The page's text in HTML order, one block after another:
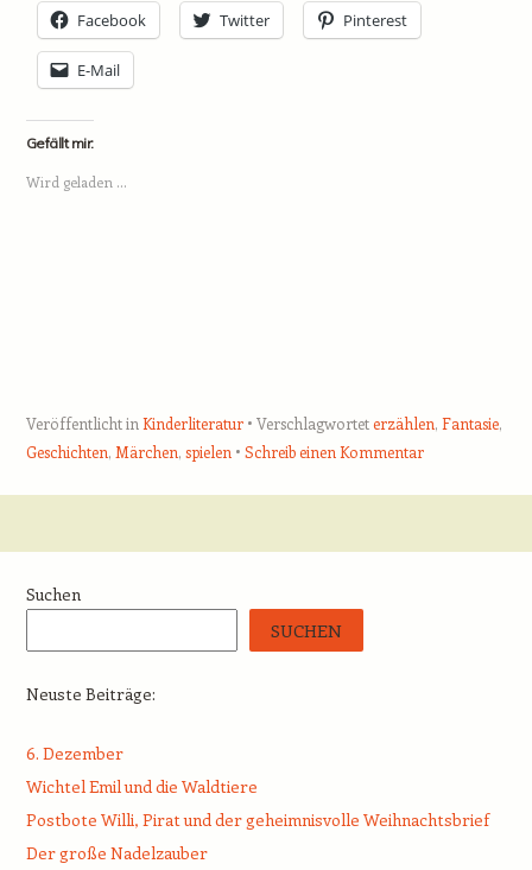
Facebook Twitter Pinterest
E-Mail
Gefällt mir:
Wird geladen …
Veröffentlicht in Kinderliteratur Verschlagworteterzählen, Fantasie,
Geschichten, Märchen, spielen Schreib einen Kommentar
Suchen
SUCHEN
Neuste Beiträge:
6. Dezember
Wichtel Emil und die Waldtiere
Postbote Willi, Pirat und der geheimnisvolle Weihnachtsbrief
Der große Nadelzauber